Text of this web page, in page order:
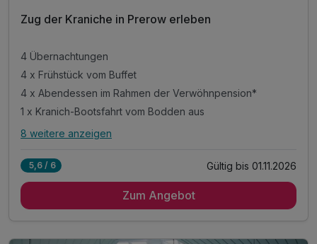
Zug der Kraniche in Prerow erleben
4 Übernachtungen
4 x Frühstück vom Buffet
4 x Abendessen im Rahmen der Verwöhnpension*
1 x Kranich-Bootsfahrt vom Bodden aus
Alle Inklusivleistungen
4 x Frühstück vom Buffet
8 weitere anzeigen
5,6 / 6 Gültig bis 01.11.2026
Zum Angebot